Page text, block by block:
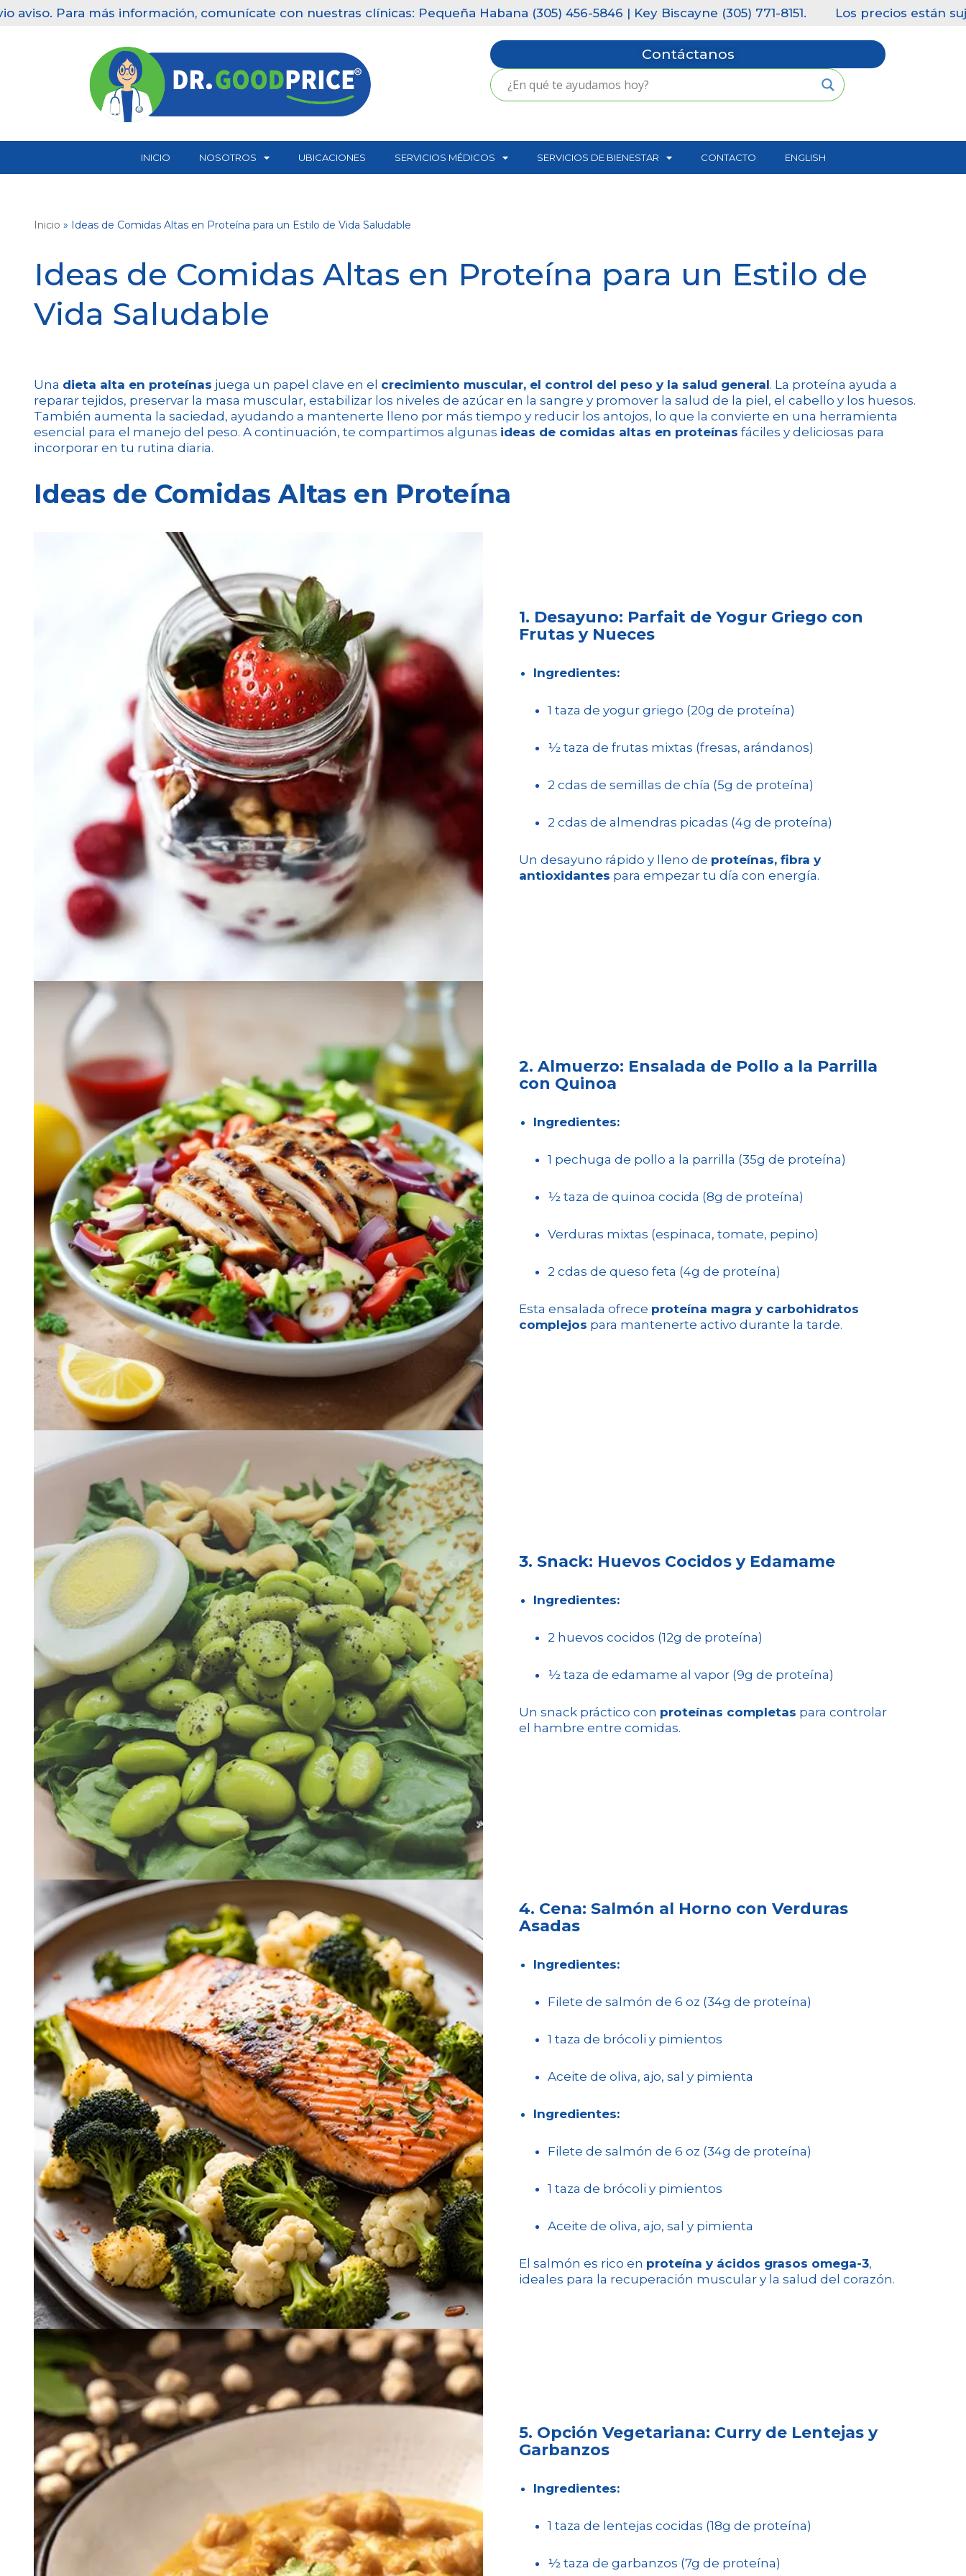
comunícate con nuestras clínicas: Pequeña Habana (305) 456-5846 | Key Biscayne (305) 771-8151. Los precios están sujetos a cambios
Contáctanos
INICIO NOSOTROS UBICACIONES SERVICIOS MÉDICOS SERVICIOS DE BIENESTAR CONTACTO ENGLISH
Inicio » Ideas de Comidas Altas en Proteína para un Estilo de Vida Saludable
Ideas de Comidas Altas en Proteína para un Estilo de
Vida Saludable
Una dieta alta en proteínas juega un papel clave en el crecimiento muscular, el control del peso y la salud general. La proteína ayuda a
reparar tejidos, preservar la masa muscular, estabilizar los niveles de azúcar en la sangre y promover la salud de la piel, el cabello y los huesos.
También aumenta la saciedad, ayudando a mantenerte lleno por más tiempo y reducir los antojos, lo que la convierte en una herramienta
esencial para el manejo del peso. A continuación, te compartimos algunas ideas de comidas altas en proteínas fáciles y deliciosas para
incorporar en tu rutina diaria.
Ideas de Comidas Altas en Proteína
1. Desayuno: Parfait de Yogur Griego con
Frutas y Nueces
Ingredientes:
1 taza de yogur griego (20g de proteína)
½ taza de frutas mixtas (fresas, arándanos)
2 cdas de semillas de chía (5g de proteína)
2 cdas de almendras picadas (4g de proteína)
Un desayuno rápido y lleno de proteínas, fibra y
antioxidantes para empezar tu día con energía.
2. Almuerzo: Ensalada de Pollo a la Parrilla
con Quinoa
Ingredientes:
1 pechuga de pollo a la parrilla (35g de proteína)
½ taza de quinoa cocida (8g de proteína)
Verduras mixtas (espinaca, tomate, pepino)
2 cdas de queso feta (4g de proteína)
Esta ensalada ofrece proteína magra y carbohidratos
complejos para mantenerte activo durante la tarde.
3. Snack: Huevos Cocidos y Edamame
Ingredientes:
2 huevos cocidos (12g de proteína)
½ taza de edamame al vapor (9g de proteína)
Un snack práctico con proteínas completas para controlar
el hambre entre comidas.
4. Cena: Salmón al Horno con Verduras
Asadas
Ingredientes:
Filete de salmón de 6 oz (34g de proteína)
1 taza de brócoli y pimientos
Aceite de oliva, ajo, sal y pimienta
Ingredientes:
Filete de salmón de 6 oz (34g de proteína)
1 taza de brócoli y pimientos
Aceite de oliva, ajo, sal y pimienta
El salmón es rico en proteína y ácidos grasos omega-3,
ideales para la recuperación muscular y la salud del corazón.
5. Opción Vegetariana: Curry de Lentejas y
Garbanzos
Ingredientes:
1 taza de lentejas cocidas (18g de proteína)
½ taza de garbanzos (7g de proteína)